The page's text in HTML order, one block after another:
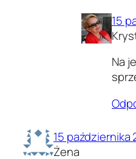
15
Na
15 października
Żena